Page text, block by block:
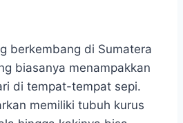
berkembang di Sumatera
biasanya menampakkan
di tempat-tempat sepi.
memiliki tubuh kurus